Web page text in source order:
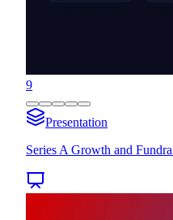
9
Presentation
Series A Growth and